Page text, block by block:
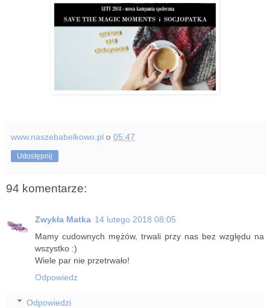
www.naszebabelkowo.pl o 05:47
Udostępnij
94 komentarze:
Zwykła Matka 14 lutego 2018 08:05
Mamy cudownych mężów, trwali przy nas bez względu na
wszystko :)
Wiele par nie przetrwało!
Odpowiedz
Odpowiedzi